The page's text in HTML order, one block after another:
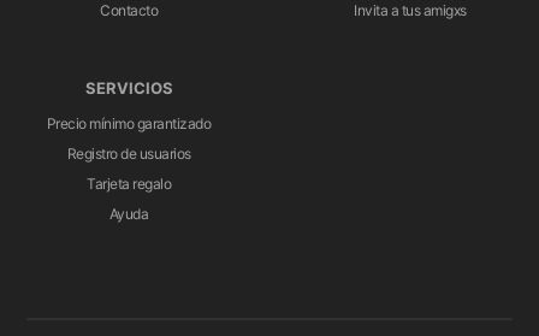
Contacto
Invita a tus amigxs
SERVICIOS
Precio mínimo garantizado
Registro de usuarios
Tarjeta regalo
Ayuda